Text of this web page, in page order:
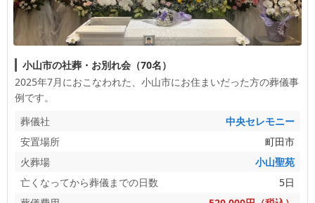
小山市の社葬・お別れ会（70名）
2025年7月におこなわれた、 小山市にお住まいだった方の葬儀事
例です。
葬儀社
中央セレモニー
安置場所
町田市
火葬場
小山聖苑
亡くなってから葬儀までの日数
5日